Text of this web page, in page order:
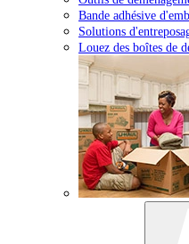
Bande adhésive
Solutions
Louez des boîtes de